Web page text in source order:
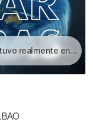
Calleja: ¿Estuvo realmente en el espacio?